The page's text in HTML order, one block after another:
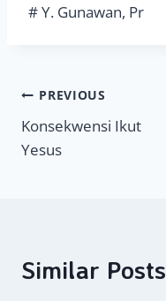
# Y. Gunawan, Pr
Navigasi
pos
PREVIOUS
Konsekwensi Ikut
Yesus
Similar Posts